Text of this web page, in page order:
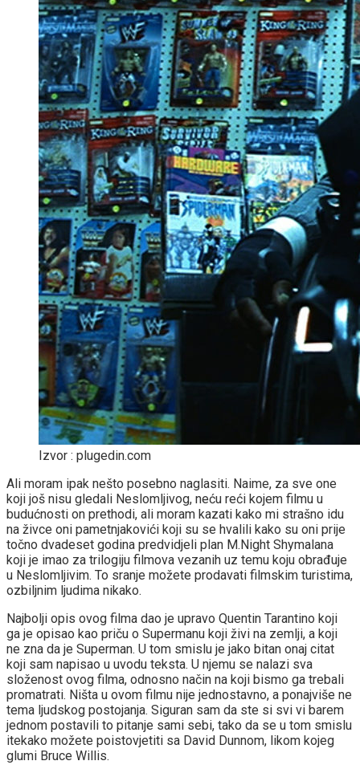
Izvor : plugedin.com
Ali moram ipak nešto posebno naglasiti. Naime, za sve one
koji još nisu gledali Neslomljivog, neću reći kojem filmu u
budućnosti on prethodi, ali moram kazati kako mi strašno idu
na živce oni pametnjakovići koji su se hvalili kako su oni prije
točno dvadeset godina predvidjeli plan M.Night Shymalana
koji je imao za trilogiju filmova vezanih uz temu koju obrađuje
u Neslomljivim. To sranje možete prodavati filmskim turistima,
ozbiljnim ljudima nikako.
Najbolji opis ovog filma dao je upravo Quentin Tarantino koji
ga je opisao kao priču o Supermanu koji živi na zemlji, a koji
ne zna da je Superman. U tom smislu je jako bitan onaj citat
koji sam napisao u uvodu teksta. U njemu se nalazi sva
složenost ovog filma, odnosno način na koji bismo ga trebali
promatrati. Ništa u ovom filmu nije jednostavno, a ponajviše ne
tema ljudskog postojanja. Siguran sam da ste si svi vi barem
jednom postavili to pitanje sami sebi, tako da se u tom smislu
itekako možete poistovjetiti sa David Dunnom, likom kojeg
glumi Bruce Willis.